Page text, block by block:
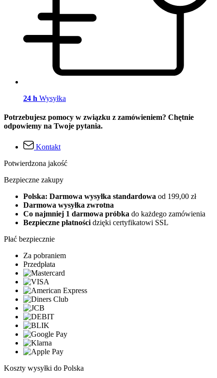
24 h Wysyłka
Potrzebujesz pomocy w związku z zamówieniem? Chętnie
odpowiemy na Twoje pytania.
Kontakt
Potwierdzona jakość
Bezpieczne zakupy
Polska: Darmowa wysyłka standardowa od 199,00 zł
Darmowa wysyłka zwrotna
Co najmniej 1 darmowa próbka do każdego zamówienia
Bezpieczne płatności dzięki certyfikatowi SSL
Płać bezpiecznie
Za pobraniem
Przedpłata
Koszty wysyłki do Polska